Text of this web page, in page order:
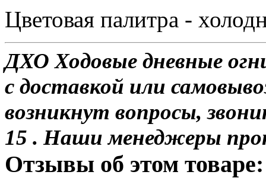
Цветовая палитра -
ДХО Ходовые дневные
с доставкой или
возникнут вопросы,
15 . Наши менеджеры
Отзывы об этом товаре: